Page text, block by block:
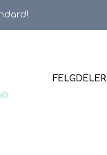
FELGDELER